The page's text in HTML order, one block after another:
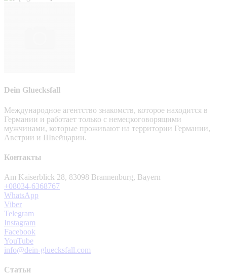
Dein Gluecksfall
Международное агентство знакомств, которое находится в
Германии и работает только с немецкоговорящими
мужчинами, которые проживают на территории Германии,
Австрии и Швейцарии.
Контакты
Am Kaiserblick 28, 83098 Brannenburg, Bayern
+08034-6368767
WhatsApp
Viber
Telegram
Instagram
Facebook
YouTube
info@dein-gluecksfall.com
Статьи